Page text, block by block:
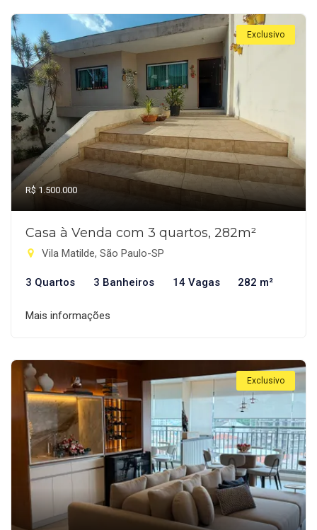
Exclusivo
R$ 1.500.000
Casa à Venda com 3 quartos, 282m²
Vila Matilde, São Paulo-SP
3 Quartos 3 Banheiros 14 Vagas 282 m²
Mais informações
Exclusivo